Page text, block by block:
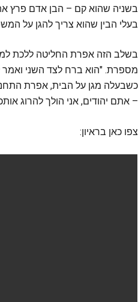
בשניה שהוא קם – הבן אדם פרץ
בעלי הבין שהוא צריך להגן על
בשלב הזה אפרת החליטה ללכת
מספרת. "הוא ברח לצד השני ואמר
– אתם יהודים, אני הולך להרוג
צפו כאן בראיון: